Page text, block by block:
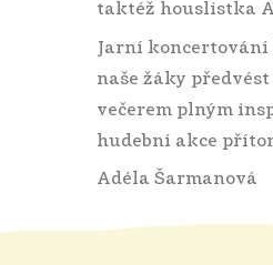
taktéž houslistka
Jarní koncertování
naše žáky
večerem plným
hudební akce
Adéla Šarmanová